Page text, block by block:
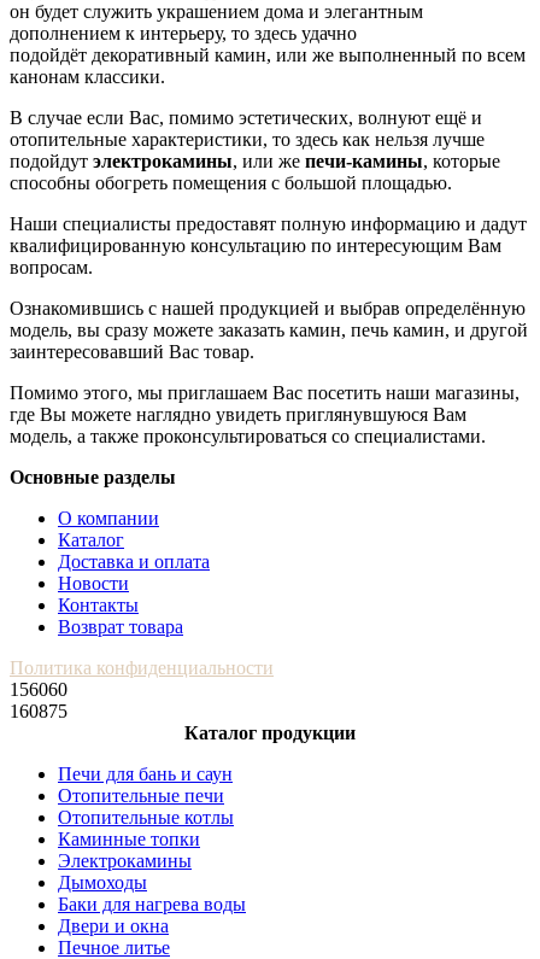
он будет служить украшением дома и элегантным
дополнением к интерьеру, то здесь удачно
подойдёт декоративный камин, или же выполненный по всем
канонам классики.
В случае если Вас, помимо эстетических, волнуют ещё и
отопительные характеристики, то здесь как нельзя лучше
подойдут электрокамины, или же печи-камины, которые
способны обогреть помещения с большой площадью.
Наши специалисты предоставят полную информацию и дадут
квалифицированную консультацию по интересующим Вам
вопросам.
Ознакомившись с нашей продукцией и выбрав определённую
модель, вы сразу можете заказать камин, печь камин, и другой
заинтересовавший Вас товар.
Помимо этого, мы приглашаем Вас посетить наши магазины,
где Вы можете наглядно увидеть приглянувшуюся Вам
модель, а также проконсультироваться со специалистами.
Основные разделы
О компании
Каталог
Доставка и оплата
Новости
Контакты
Возврат товара
Политика конфиденциальности
156060
160875
Каталог продукции
Печи для бань и саун
Отопительные печи
Отопительные котлы
Каминные топки
Электрокамины
Дымоходы
Баки для нагрева воды
Двери и окна
Печное литье